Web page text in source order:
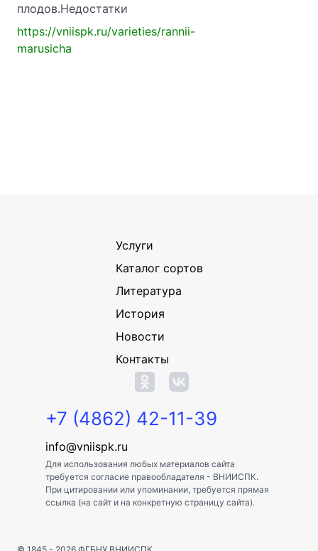
плодов.Недостатки
https://vniispk.ru/varieties/rannii-
marusicha
Услуги
Каталог сортов
Литература
История
Новости
Контакты
+7 (4862) 42-11-39
info@vniispk.ru
Для использования любых материалов сайта
требуется согласие правообладателя - ВНИИСПК.
При цитировании или упоминании, требуется прямая
ссылка (на сайт и на конкретную страницу сайта).